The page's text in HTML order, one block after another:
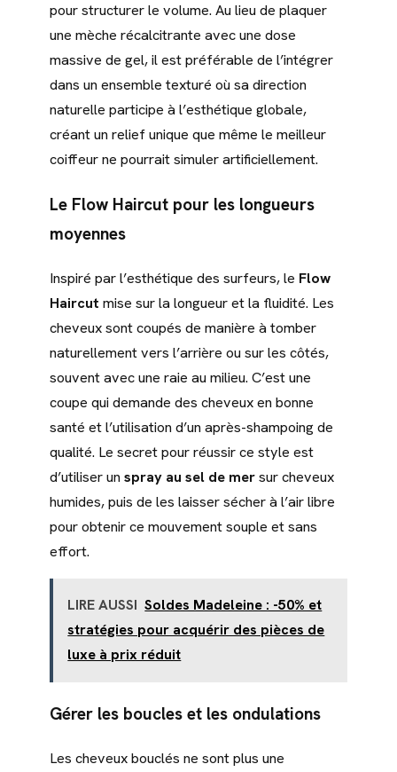
pour structurer le volume. Au lieu de plaquer
une mèche récalcitrante avec une dose
massive de gel, il est préférable de l’intégrer
dans un ensemble texturé où sa direction
naturelle participe à l’esthétique globale,
créant un relief unique que même le meilleur
coiffeur ne pourrait simuler artificiellement.
Le Flow Haircut pour les longueurs
moyennes
Inspiré par l’esthétique des surfeurs, le Flow
Haircut mise sur la longueur et la fluidité. Les
cheveux sont coupés de manière à tomber
naturellement vers l’arrière ou sur les côtés,
souvent avec une raie au milieu. C’est une
coupe qui demande des cheveux en bonne
santé et l’utilisation d’un après-shampoing de
qualité. Le secret pour réussir ce style est
d’utiliser un spray au sel de mersur cheveux
humides, puis de les laisser sécher à l’air libre
pour obtenir ce mouvement souple et sans
effort.
LIRE AUSSI Soldes Madeleine : -50% et
stratégies pour acquérir des pièces de
luxe à prix réduit
Gérer les boucles et les ondulations
Les cheveux bouclés ne sont plus une